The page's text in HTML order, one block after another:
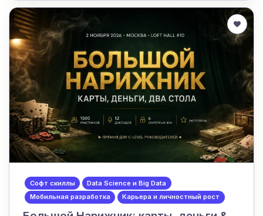
Софт скиллы
Data Science и Big Data
Мобильная разработка
Карьера и личностный рост